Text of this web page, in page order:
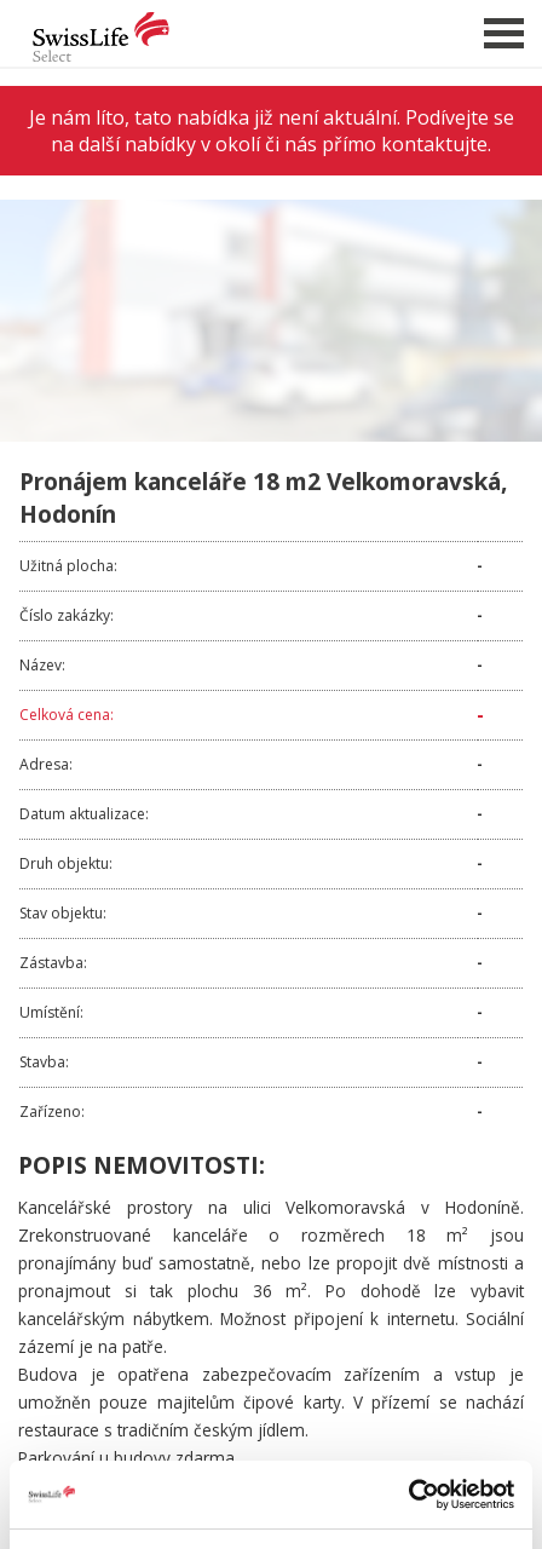
NABÍDKA NEMOVITOSTÍ
CHCI PRODAT / PRONAJMOUT
FINANCOVÁNÍ / HYPOTÉKA
KONTAKT
Je nám líto, tato nabídka již není aktuální. Podívejte se
na další nabídky v okolí či nás přímo kontaktujte.
Pronájem kanceláře 18 m2 Velkomoravská,
Hodonín
Užitná plocha: -
Číslo zakázky: -
Název: -
Celková cena: -
Adresa: -
Datum aktualizace: -
Druh objektu: -
Stav objektu: -
Zástavba: -
Umístění: -
Stavba: -
Zařízeno: -
POPIS NEMOVITOSTI:
Kancelářské prostory na ulici Velkomoravská v Hodoníně.
Zrekonstruované kanceláře o rozměrech 18 m² jsou
pronajímány buď samostatně, nebo lze propojit dvě místnosti a
pronajmout si tak plochu 36 m². Po dohodě lze vybavit
kancelářským nábytkem. Možnost připojení k internetu. Sociální
zázemí je na patře.
Budova je opatřena zabezpečovacím zařízením a vstup je
umožněn pouze majitelům čipové karty. V přízemí se nachází
restaurace s tradičním českým jídlem.
Parkování u budovy zdarma.
Cena včetně energií 4500,-Kč.